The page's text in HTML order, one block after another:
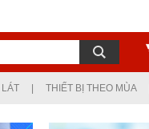
THIẾT BỊ THEO MÙA